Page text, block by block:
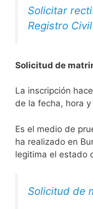
Solicitar
Registro Civil
Solicitud de
La inscripción
de la fecha, hora
Es el medio de
ha realizado en
legitima el estado
Solicitud de